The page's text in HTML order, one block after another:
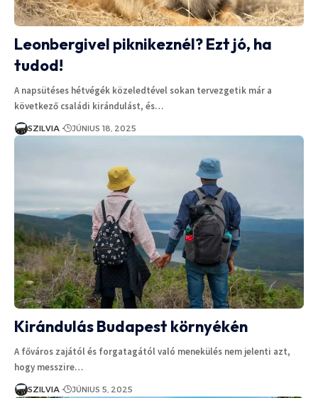
Leonbergivel piknikeznél? Ezt jó, ha
tudod!
A napsütéses hétvégék közeledtével sokan tervezgetik már a
következő családi kirándulást, és…
SZILVIA JÚNIUS 18, 2025
Kirándulás Budapest környékén
A főváros zajától és forgatagától való menekülés nem jelenti azt,
hogy messzire…
SZILVIA JÚNIUS 5, 2025